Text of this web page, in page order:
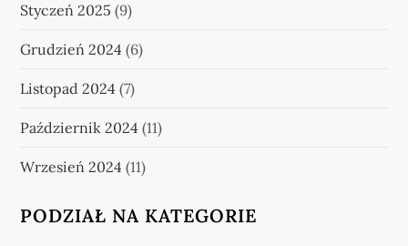
Styczeń 2025 (9)
Grudzień 2024 (6)
Listopad 2024 (7)
Październik 2024 (11)
Wrzesień 2024 (11)
PODZIAŁ NA KATEGORIE